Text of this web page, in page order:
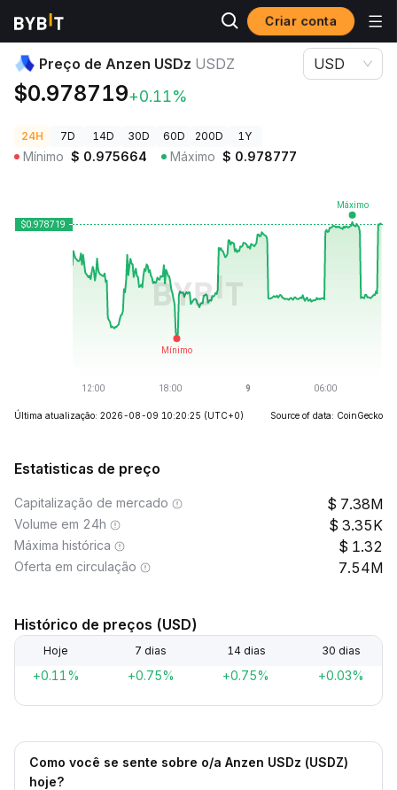
Criar conta
Preços de Criptomoedas Preço de Anzen USDz USDZ
Preço de Anzen USDz USDZ
$0.978719+0.11%
USD
24H 7D 14D 30D 60D 200D 1Y
Mínimo $ 0.975664 Máximo $ 0.978777
Última atualização: 2026-08-09 10:20:25 (UTC+0) Source of data: CoinGecko
Estatisticas de preço
Capitalização de mercado 7.38M
Volume em 24h 3.35K
Máxima histórica 1.32
Oferta em circulação 7.54M
Histórico de preços (USD)
Hoje 7 dias 14 dias 30 dias
+0.11% +0.75% +0.75% +0.03%
Como você se sente sobre o/a Anzen USDz (USDZ)
hoje?